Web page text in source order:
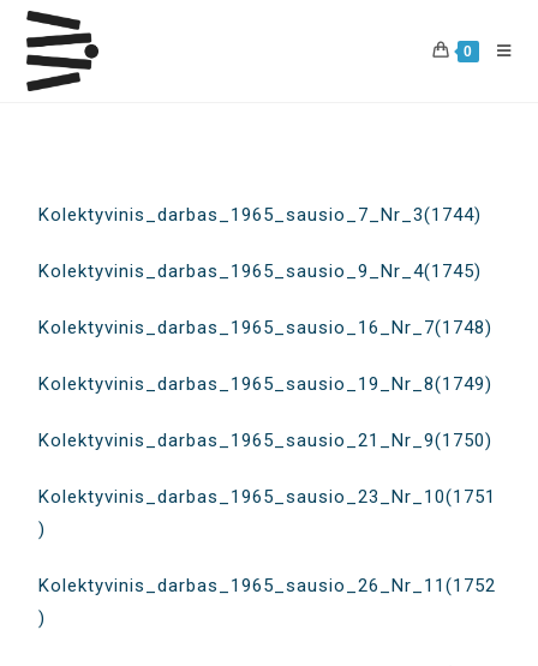
0
Kolektyvinis_darbas_1965_sausio_7_Nr_3(1744)
Kolektyvinis_darbas_1965_sausio_9_Nr_4(1745)
Kolektyvinis_darbas_1965_sausio_16_Nr_7(1748)
Kolektyvinis_darbas_1965_sausio_19_Nr_8(1749)
Kolektyvinis_darbas_1965_sausio_21_Nr_9(1750)
Kolektyvinis_darbas_1965_sausio_23_Nr_10(1751
)
Kolektyvinis_darbas_1965_sausio_26_Nr_11(1752
)